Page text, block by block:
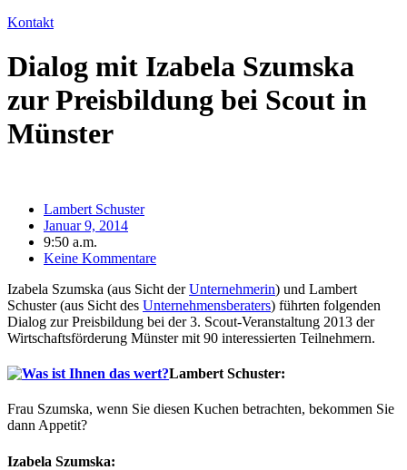
Kontakt
Dialog mit Izabela Szumska
zur Preisbildung bei Scout in
Münster
Lambert Schuster
Januar 9, 2014
9:50 a.m.
Keine Kommentare
Izabela Szumska (aus Sicht derUnternehmerin) und Lambert
Schuster (aus Sicht des Unternehmensberaters) führten folgenden
Dialog zur Preisbildung bei der 3. Scout-Veranstaltung 2013 der
Wirtschaftsförderung Münster mit 90 interessierten Teilnehmern.
Lambert Schuster:
Frau Szumska, wenn Sie diesen Kuchen betrachten, bekommen Sie
dann Appetit?
Izabela Szumska: